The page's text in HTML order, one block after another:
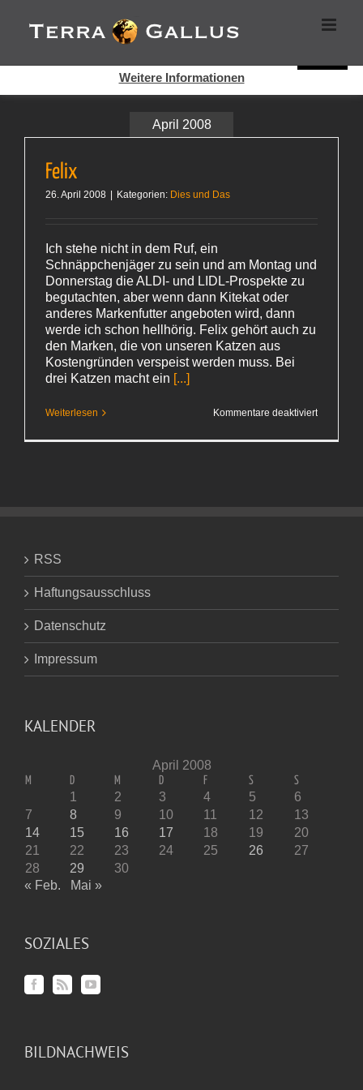
Inhalt
springen
April 2008
Felix
26. April 2008 Kategorien: Dies und Das
Ich stehe nicht in dem Ruf, ein
Schnäppchenjäger zu sein und am Montag und
Donnerstag die ALDI- und LIDL-Prospekte zu
begutachten, aber wenn dann Kitekat oder
anderes Markenfutter angeboten wird, dann
werde ich schon hellhörig. Felix gehört auch zu
den Marken, die von unseren Katzen aus
Kostengründen verspeist werden muss. Bei
drei Katzen macht ein [...]
Weiterlesen Kommentare deaktiviertfür
RSS
Haftungsausschluss
Datenschutz
Impressum
KALENDER
April 2008
M D M D F S S
1 2 3 4 5
6
7
8 9 10 11 12
13
14
15 16 17 18 19
20
21
22 23 24 25 26
27
28
29
30
« Feb.
Mai »
SOZIALES
BILDNACHWEIS
Cookies helfen auf auf dieser Seite bei der Bereitstellung der
Dienste. Durch die Nutzung dieser Webseite erklären Sie sich
Weitere Informationen